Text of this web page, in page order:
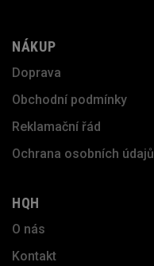
NÁKUP
Doprava
Obchodní podmínky
Reklamační řád
Ochrana osobních údajů
HQH
O nás
Kontakt